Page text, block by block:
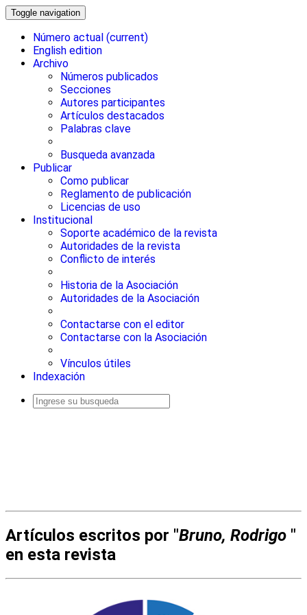
Toggle navigation
Número actual (current)
English edition
Archivo
Números publicados
Secciones
Autores participantes
Artículos destacados
Palabras clave
Busqueda avanzada
Publicar
Como publicar
Reglamento de publicación
Licencias de uso
Institucional
Soporte académico de la revista
Autoridades de la revista
Conflicto de interés
Historia de la Asociación
Autoridades de la Asociación
Contactarse con el editor
Contactarse con la Asociación
Vínculos útiles
Indexación
Artículos escritos por "Bruno, Rodrigo "
en esta revista